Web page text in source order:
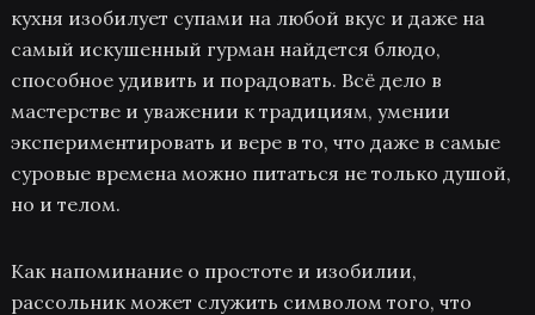
кухня изобилует супами на любой вкус и даже на
самый искушенный гурман найдется блюдо,
способное удивить и порадовать. Всё дело в
мастерстве и уважении к традициям, умении
экспериментировать и вере в то, что даже в самые
суровые времена можно питаться не только душой,
но и телом.
Как напоминание о простоте и изобилии,
рассольник может служить символом того, что